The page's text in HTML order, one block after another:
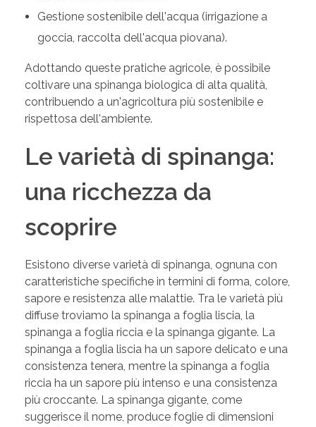
Gestione sostenibile dell'acqua (irrigazione a
goccia, raccolta dell'acqua piovana).
Adottando queste pratiche agricole, è possibile
coltivare una spinanga biologica di alta qualità,
contribuendo a un'agricoltura più sostenibile e
rispettosa dell'ambiente.
Le varietà di spinanga:
una ricchezza da
scoprire
Esistono diverse varietà di spinanga, ognuna con
caratteristiche specifiche in termini di forma, colore,
sapore e resistenza alle malattie. Tra le varietà più
diffuse troviamo la spinanga a foglia liscia, la
spinanga a foglia riccia e la spinanga gigante. La
spinanga a foglia liscia ha un sapore delicato e una
consistenza tenera, mentre la spinanga a foglia
riccia ha un sapore più intenso e una consistenza
più croccante. La spinanga gigante, come
suggerisce il nome, produce foglie di dimensioni